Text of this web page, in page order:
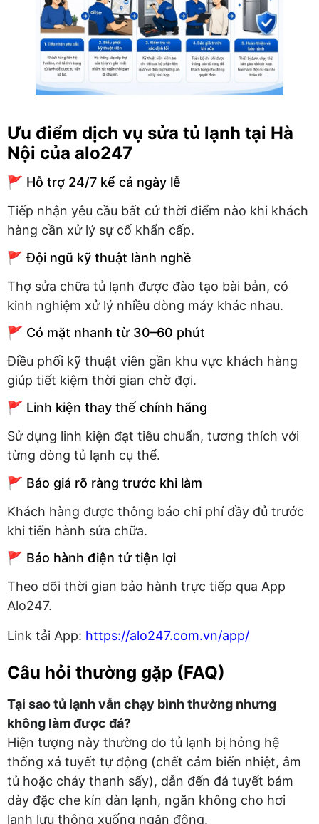
Ưu điểm dịch vụ sửa tủ lạnh tại Hà
Nội của alo247
🚩 Hỗ trợ 24/7 kể cả ngày lễ
Tiếp nhận yêu cầu bất cứ thời điểm nào khi khách
hàng cần xử lý sự cố khẩn cấp.
🚩 Đội ngũ kỹ thuật lành nghề
Thợ sửa chữa tủ lạnh được đào tạo bài bản, có
kinh nghiệm xử lý nhiều dòng máy khác nhau.
🚩 Có mặt nhanh từ 30–60 phút
Điều phối kỹ thuật viên gần khu vực khách hàng
giúp tiết kiệm thời gian chờ đợi.
🚩 Linh kiện thay thế chính hãng
Sử dụng linh kiện đạt tiêu chuẩn, tương thích với
từng dòng tủ lạnh cụ thể.
🚩 Báo giá rõ ràng trước khi làm
Khách hàng được thông báo chi phí đầy đủ trước
khi tiến hành sửa chữa.
🚩 Bảo hành điện tử tiện lợi
Theo dõi thời gian bảo hành trực tiếp qua App
Alo247.
Link tải App: https://alo247.com.vn/app/
Câu hỏi thường gặp (FAQ)
Tại sao tủ lạnh vẫn chạy bình thường nhưng
không làm được đá?
Hiện tượng này thường do tủ lạnh bị hỏng hệ
thống xả tuyết tự động (chết cảm biến nhiệt, âm
tủ hoặc cháy thanh sấy), dẫn đến đá tuyết bám
dày đặc che kín dàn lạnh, ngăn không cho hơi
lạnh lưu thông xuống ngăn đông.